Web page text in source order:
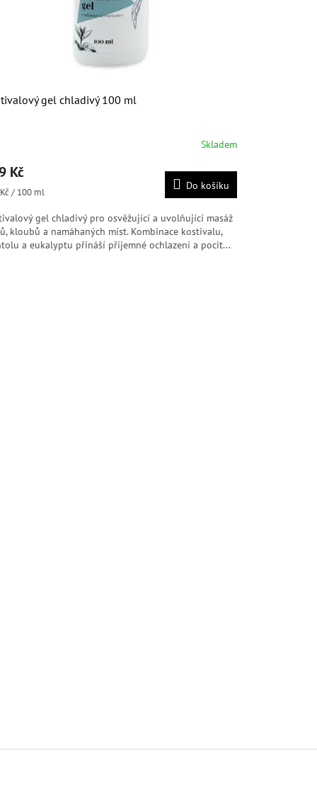
gel chladivý 100 ml
Skladem
Kč
/ 100 ml
Do košíku
gel chladivý pro osvěžující a uvolňující masáž
kloubů a namáhaných míst. Kombinace kostivalu,
a eukalyptu přináší příjemné ochlazení a pocit...